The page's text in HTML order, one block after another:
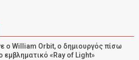
ο William Orbit, ο δημιουργός πίσω
εμβληματικό «Ray of Light»